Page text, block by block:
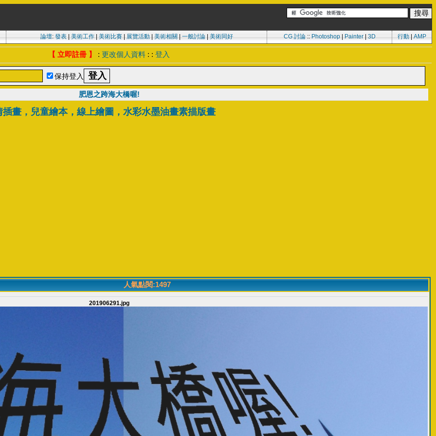
論壇: 發表| 美術工作| 美術比賽| 展覽活動| 美術相關 一般討論| 美術同好 CG 討論:: Photoshop| Painter| 3D 行動 AMP
【 立即註冊 】 : 更改個人資料 : : 登入
保持登入
肥恩之跨海大橋喔!
畫，兒童繪本，線上繪圖，水彩水墨油畫素描版畫
人氣點閱:1497
201906291.jpg